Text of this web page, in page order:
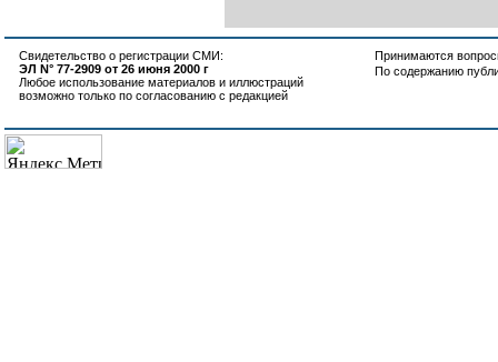
Свидетельство о регистрации СМИ:
ЭЛ N° 77-2909 от 26 июня 2000 г
Любое использование материалов и иллюстраций
возможно только по согласованию с редакцией
Принимаются
По содержанию